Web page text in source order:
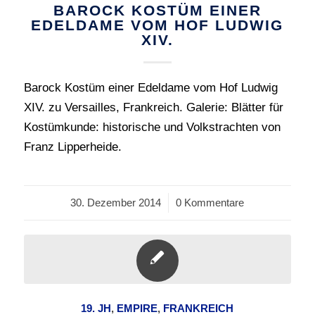
BAROCK KOSTÜM EINER
EDELDAME VOM HOF LUDWIG
XIV.
Barock Kostüm einer Edeldame vom Hof Ludwig
XIV. zu Versailles, Frankreich. Galerie: Blätter für
Kostümkunde: historische und Volkstrachten von
Franz Lipperheide.
30. Dezember 2014
/ 0 Kommentare
19. JH, EMPIRE, FRANKREICH